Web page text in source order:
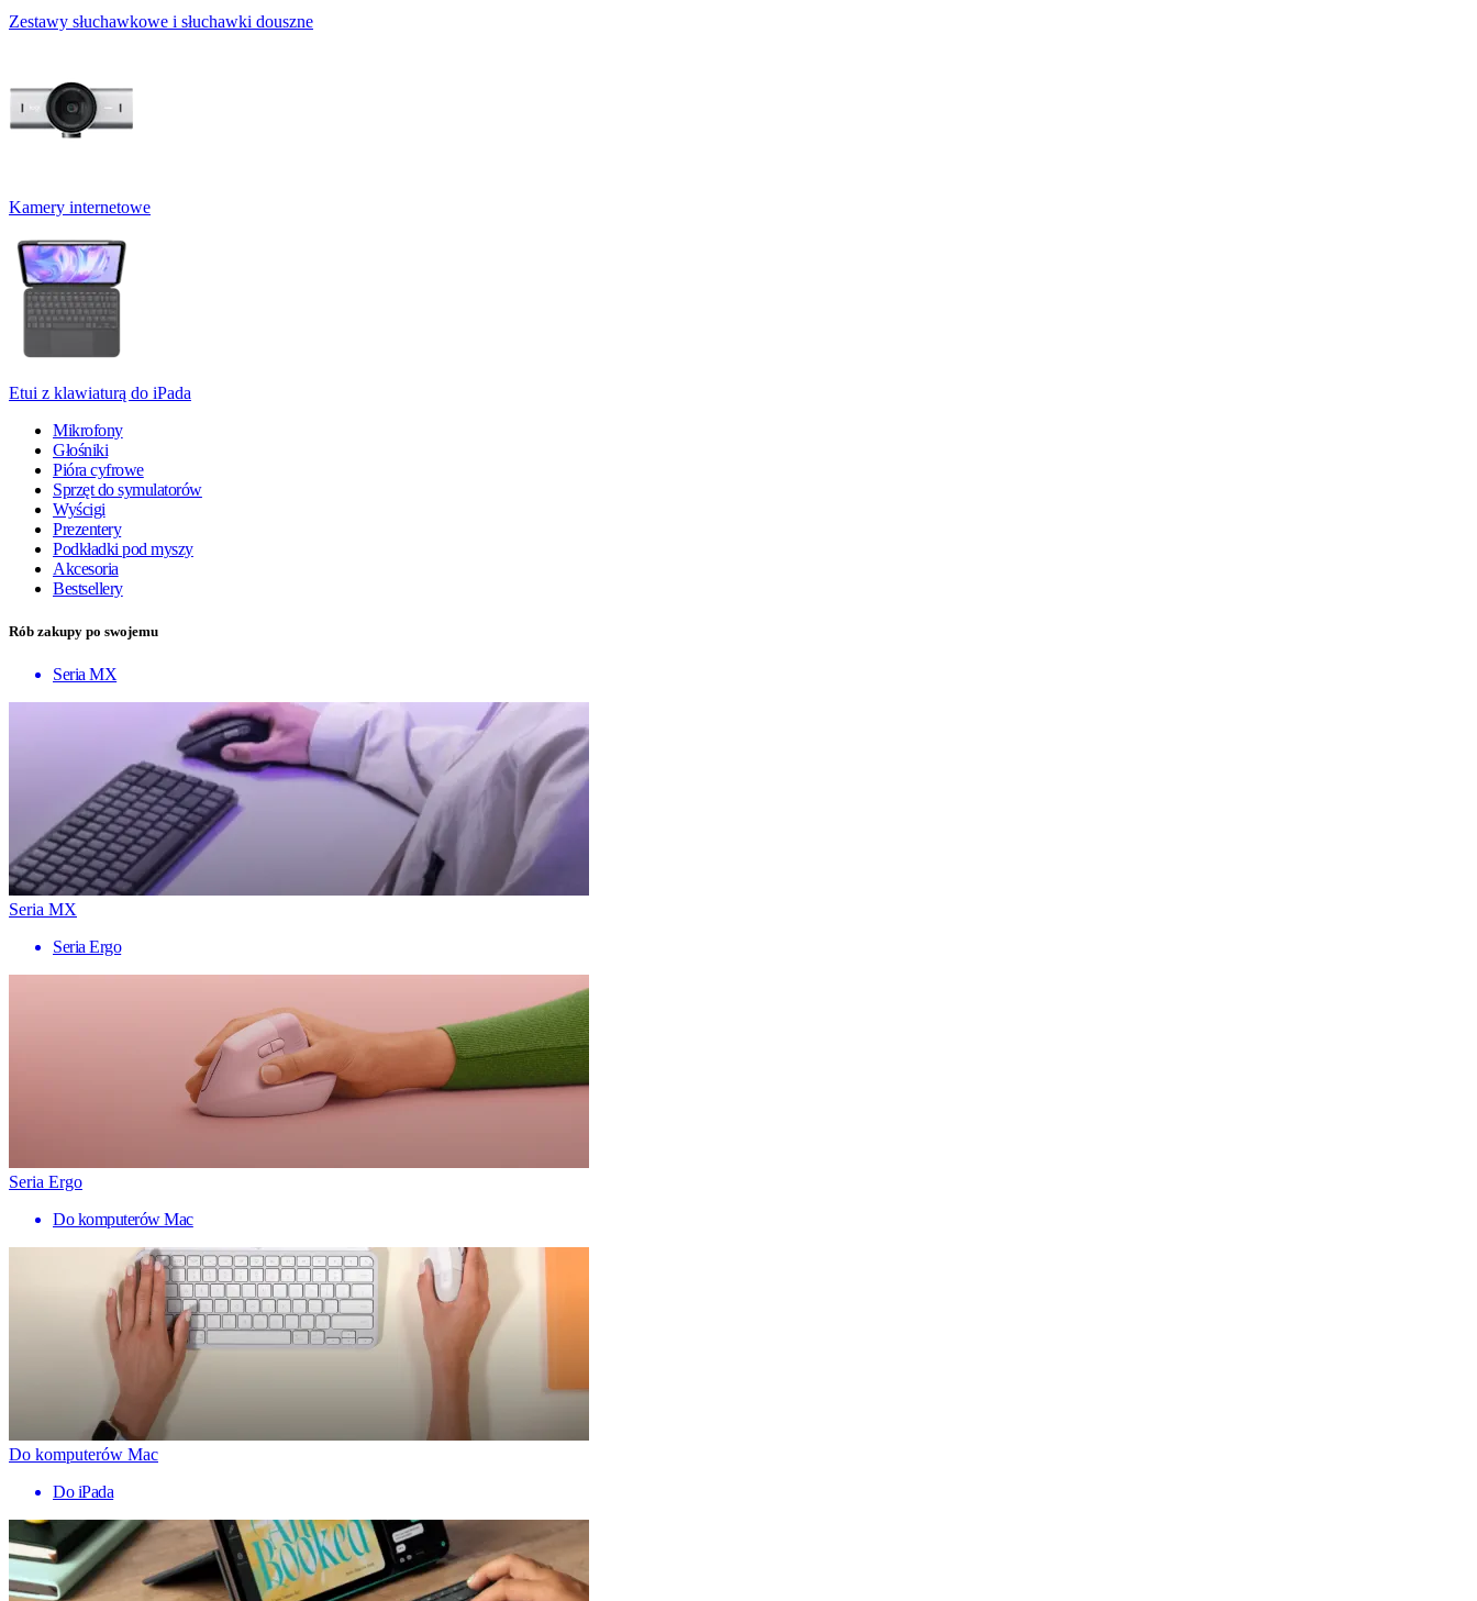
Zestawy słuchawkowe i słuchawki douszne
Kamery internetowe
Etui z klawiaturą do iPada
Mikrofony
Głośniki
Pióra cyfrowe
Sprzęt do symulatorów
Wyścigi
Prezentery
Podkładki pod myszy
Akcesoria
Bestsellery
Rób zakupy po swojemu
Seria MX
Seria MX
Seria Ergo
Seria Ergo
Do komputerów Mac
Do komputerów Mac
Do iPada